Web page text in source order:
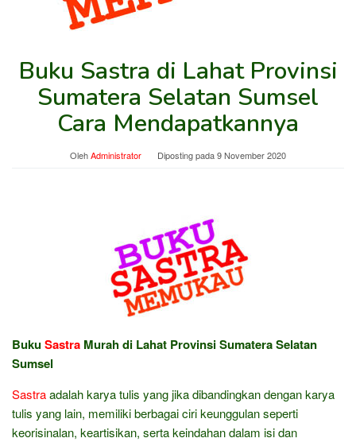
Buku Sastra di Lahat Provinsi
Sumatera Selatan Sumsel
Cara Mendapatkannya
OlehAdministrator Diposting pada9 November 2020
BukuSastra Murah di Lahat Provinsi Sumatera Selatan
Sumsel
Sastraadalah karya tulis yang jika dibandingkan dengan karya
tulis yang lain, memiliki berbagai ciri keunggulan seperti
keorisinalan, keartisikan, serta keindahan dalam isi dan